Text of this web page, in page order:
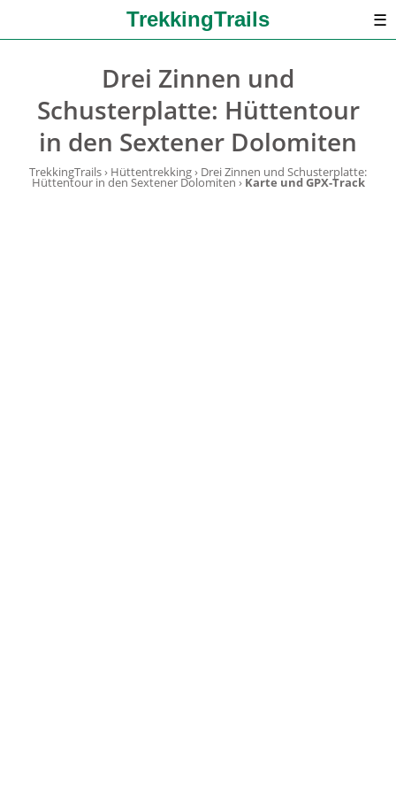
TrekkingTrails ☰
Drei Zinnen und
Schusterplatte: Hüttentour
in den Sextener Dolomiten
TrekkingTrails› Hüttentrekking› Drei Zinnen und Schusterplatte:
Hüttentour in den Sextener Dolomiten › Karte und GPX-Track